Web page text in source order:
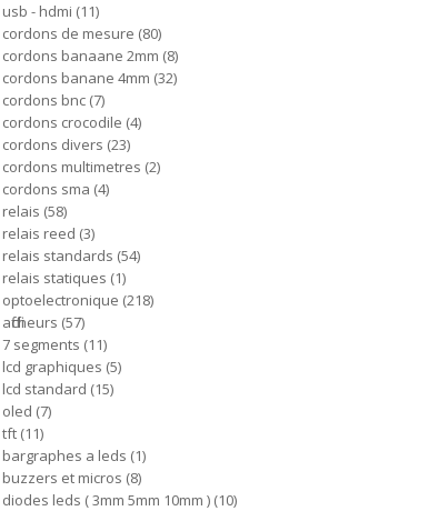
usb - hdmi 11
cordons de mesure 80
cordons banaane 2mm 8
cordons banane 4mm 32
cordons bnc 7
cordons crocodile 4
cordons divers 23
cordons multimetres 2
cordons sma 4
relais 58
relais reed 3
relais standards 54
relais statiques 1
optoelectronique 218
afficheurs 57
7 segments 11
lcd graphiques 5
lcd standard 15
oled 7
tft 11
bargraphes a leds 1
buzzers et micros 8
diodes leds ( 3mm 5mm 10mm ) 10